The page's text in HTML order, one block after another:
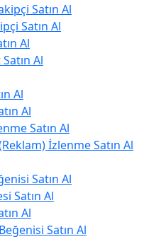
Satın Al
Satın Al
Al
Al
Al
Al
Satın Al
İzlenme Satın Al
Satın Al
Satın Al
Al
Satın Al